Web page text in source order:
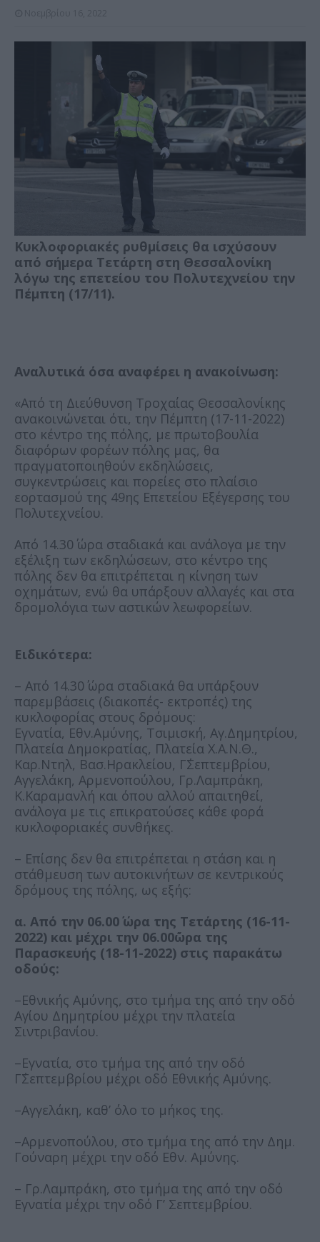
Κυκλοφοριακές ρυθμίσεις θα ισχύσουν
από σήμερα Τετάρτη στη Θεσσαλονίκη
λόγω της επετείου του Πολυτεχνείου την
Πέμπτη (17/11).
Αναλυτικά όσα αναφέρει η ανακοίνωση:
«Από τη Διεύθυνση Τροχαίας Θεσσαλονίκης
ανακοινώνεται ότι, την Πέμπτη (17-11-2022)
στο κέντρο της πόλης, με πρωτοβουλία
διαφόρων φορέων πόλης μας, θα
πραγματοποιηθούν εκδηλώσεις,
συγκεντρώσεις και πορείες στο πλαίσιο
εορτασμού της 49ης Επετείου Εξέγερσης του
Πολυτεχνείου.
Από 14.30΄ ώρα σταδιακά και ανάλογα με την
εξέλιξη των εκδηλώσεων, στο κέντρο της
πόλης δεν θα επιτρέπεται η κίνηση των
οχημάτων, ενώ θα υπάρξουν αλλαγές και στα
δρομολόγια των αστικών λεωφορείων.
Ειδικότερα:
– Από 14.30΄ ώρα σταδιακά θα υπάρξουν
παρεμβάσεις (διακοπές- εκτροπές) της
κυκλοφορίας στους δρόμους:
Εγνατία, Εθν.Αμύνης, Τσιμισκή, Αγ.Δημητρίου,
Πλατεία Δημοκρατίας, Πλατεία Χ.Α.Ν.Θ.,
Καρ.Ντηλ, Βασ.Ηρακλείου, Γ΄Σεπτεμβρίου,
Αγγελάκη, Αρμενοπούλου, Γρ.Λαμπράκη,
Κ.Καραμανλή και όπου αλλού απαιτηθεί,
ανάλογα με τις επικρατούσες κάθε φορά
κυκλοφοριακές συνθήκες.
– Επίσης δεν θα επιτρέπεται η στάση και η
στάθμευση των αυτοκινήτων σε κεντρικούς
δρόμους της πόλης, ως εξής:
α. Από την 06.00΄ ώρα της Τετάρτης (16-11-
2022) και μέχρι την 06.00΄ώρα της
Παρασκευής (18-11-2022) στις παρακάτω
οδούς:
–Εθνικής Αμύνης, στο τμήμα της από την οδό
Αγίου Δημητρίου μέχρι την πλατεία
Σιντριβανίου.
–Εγνατία, στο τμήμα της από την οδό
Γ΄Σεπτεμβρίου μέχρι οδό Εθνικής Αμύνης.
–Αγγελάκη, καθ’ όλο το μήκος της.
–Αρμενοπούλου, στο τμήμα της από την Δημ.
Γούναρη μέχρι την οδό Εθν. Αμύνης.
– Γρ.Λαμπράκη, στο τμήμα της από την οδό
Εγνατία μέχρι την οδό Γ’ Σεπτεμβρίου.